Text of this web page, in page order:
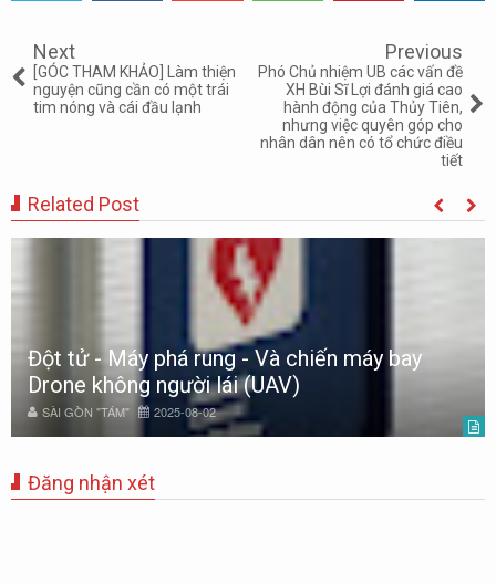
Next
[GÓC THAM KHẢO] Làm thiện
nguyện cũng cần có một trái
tim nóng và cái đầu lạnh
Previous
Phó Chủ nhiệm UB các vấn đề
XH Bùi Sĩ Lợi đánh giá cao
hành động của Thủy Tiên,
nhưng việc quyên góp cho
nhân dân nên có tổ chức điều
tiết
Related Post
Đột tử - Máy phá rung - Và chiến máy bay
Drone không người lái (UAV)
SÀI GÒN "TÁM" 2025-08-02
Đăng nhận xét